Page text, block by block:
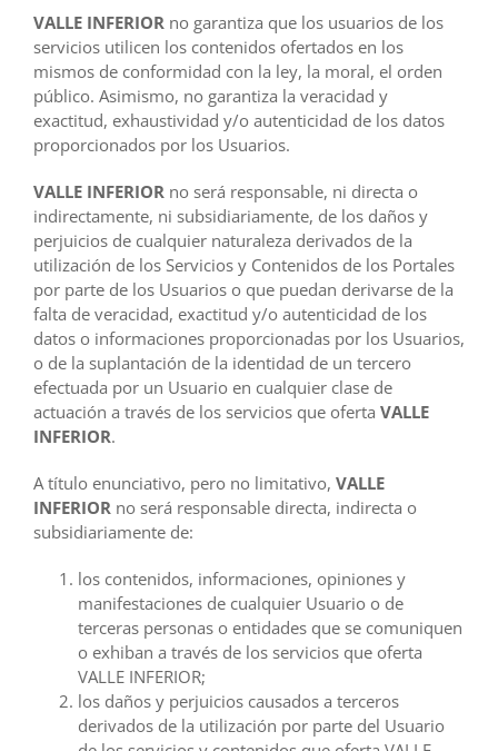
VALLE INFERIORno garantiza que los usuarios de los
servicios utilicen los contenidos ofertados en los
mismos de conformidad con la ley, la moral, el orden
público. Asimismo, no garantiza la veracidad y
exactitud, exhaustividad y/o autenticidad de los datos
proporcionados por los Usuarios.
VALLE INFERIORno será responsable, ni directa o
indirectamente, ni subsidiariamente, de los daños y
perjuicios de cualquier naturaleza derivados de la
utilización de los Servicios y Contenidos de los Portales
por parte de los Usuarios o que puedan derivarse de la
falta de veracidad, exactitud y/o autenticidad de los
datos o informaciones proporcionadas por los Usuarios,
o de la suplantación de la identidad de un tercero
efectuada por un Usuario en cualquier clase de
actuación a través de los servicios que oferta VALLE
INFERIOR.
A título enunciativo, pero no limitativo, VALLE
INFERIORno será responsable directa, indirecta o
subsidiariamente de:
los contenidos, informaciones, opiniones y
manifestaciones de cualquier Usuario o de
terceras personas o entidades que se comuniquen
o exhiban a través de los servicios que oferta
VALLE INFERIOR;
los daños y perjuicios causados a terceros
derivados de la utilización por parte del Usuario